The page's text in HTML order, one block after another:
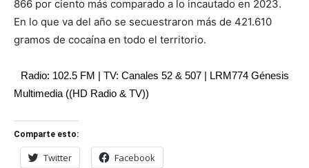
866 por ciento más comparado a lo incautado en 2023.
En lo que va del año se secuestraron más de 421.610
gramos de cocaína en todo el territorio.
Radio: 102.5 FM | TV: Canales 52 & 507 | LRM774 Génesis
Multimedia ((HD Radio & TV))
Comparte esto:
Twitter Facebook